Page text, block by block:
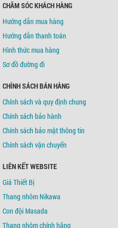
CHĂM SÓC KHÁCH HÀNG
Hướng dẫn mua hàng
Hướng dẫn thanh toán
Hình thức mua hàng
Sơ đồ đường đi
CHÍNH SÁCH BÁN HÀNG
Chính sách và quy định chung
Chính sách bảo hành
Chính sách bảo mật thông tin
Chính sách vận chuyển
LIÊN KẾT WEBSITE
Giá Thiết Bị
Thang nhôm Nikawa
Con đội Masada
Thang nhôm chính hãng